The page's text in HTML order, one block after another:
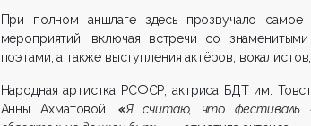
При полном аншлаге здесь прозвучало
мероприятий, включая встречи со
поэтами, а также выступления актёров, вокалистов,
Народная артистка РСФСР, актриса БДТ им.
Анны Ахматовой.
«Я считаю, что фестиваль